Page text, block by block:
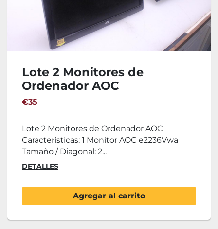
Lote 2 Monitores de
Ordenador AOC
€35
Lote 2 Monitores de Ordenador AOC
Características: 1 Monitor AOC e2236Vwa
Tamaño / Diagonal: 2...
DETALLES
Agregar al carrito